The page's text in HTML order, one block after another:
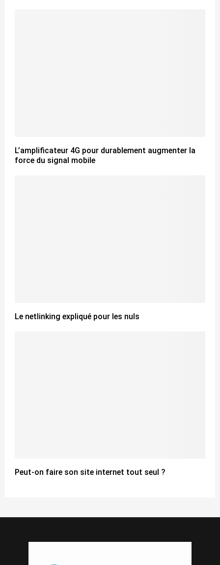
L’amplificateur 4G pour durablement augmenter la
force du signal mobile
Le netlinking expliqué pour les nuls
Peut-on faire son site internet tout seul ?